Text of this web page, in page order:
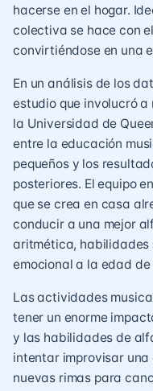
hacerse en el hogar.
colectiva se hace con
convirtiéndose en una
En un análisis de los
estudio que involucró a
la Universidad de
entre la educación
pequeños y los
posteriores. El equipo
que se crea en casa
conducir a una mejor
aritmética, habilidades
emocional a la edad de
Las actividades
tener un enorme
y las habilidades de
intentar improvisar
nuevas rimas para